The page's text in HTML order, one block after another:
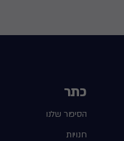
כתר
הסיפור שלנו
חנויות